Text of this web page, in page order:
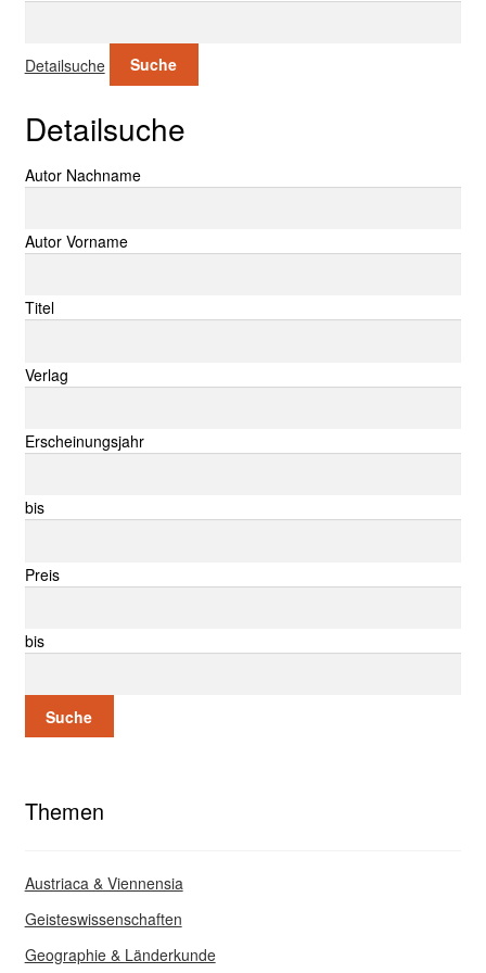
Detailsuche Suche
Detailsuche
Suche nach:
Autor Nachname
Autor Vorname
Titel
Verlag
Erscheinungsjahr
bis
Preis
bis
Suche
Themen
Austriaca & Viennensia
Geisteswissenschaften
Geographie & Länderkunde